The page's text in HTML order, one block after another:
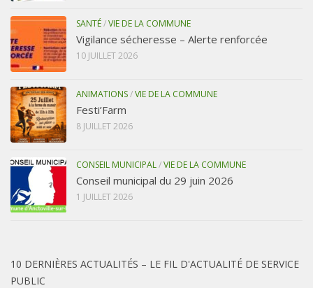
SANTÉ/VIE DE LA COMMUNE
Vigilance sécheresse – Alerte renforcée
10 JUILLET 2026
ANIMATIONS/VIE DE LA COMMUNE
Festi’Farm
8 JUILLET 2026
CONSEIL MUNICIPAL/VIE DE LA COMMUNE
Conseil municipal du 29 juin 2026
1 JUILLET 2026
10 DERNIÈRES ACTUALITÉS – LE FIL D'ACTUALITÉ DE SERVICE
PUBLIC